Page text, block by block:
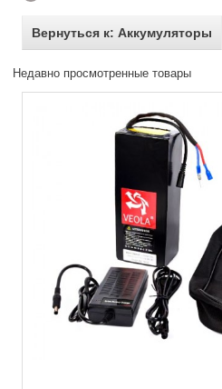
Вернуться к: Аккумуляторы
Недавно просмотренные товары